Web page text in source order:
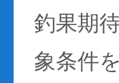
釣果期
象条件